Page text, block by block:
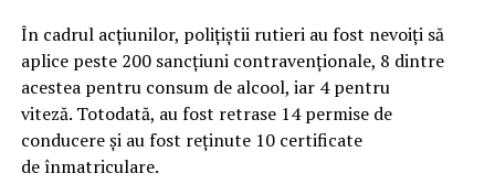
În cadrul acţiunilor, poliţiştii rutieri au fost nevoiţi să
aplice peste 200 sancţiuni contravenţionale, 8 dintre
acestea pentru consum de alcool, iar 4 pentru
viteză. Totodată, au fost retrase 14 permise de
conducere şi au fost reţinute 10 certificate
de înmatriculare.